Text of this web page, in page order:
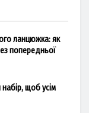
ланцюжка: як
попередньої
набір, щоб усім